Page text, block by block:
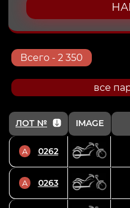
Всего - 2 350
все
ЛОТ № IMAGE
A 0262
A 0263